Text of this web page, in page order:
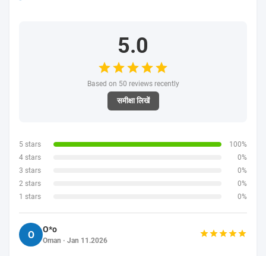
5.0
Based on 50 reviews recently
समीक्षा लिखें
5 stars
100%
4 stars
0%
3 stars
0%
2 stars
0%
1 stars
0%
O O*o
Oman · Jan 11.2026